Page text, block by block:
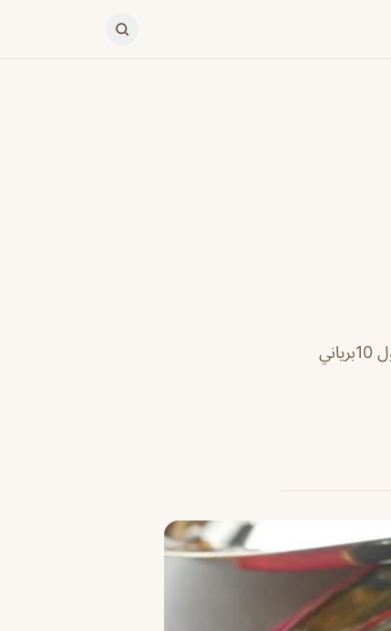
مطعم ميمني الخبر ابصراحه المطعم اكله لذيذظلبت كباب لحم اعطيه تقييم 10سبرينغ رول 10برياني